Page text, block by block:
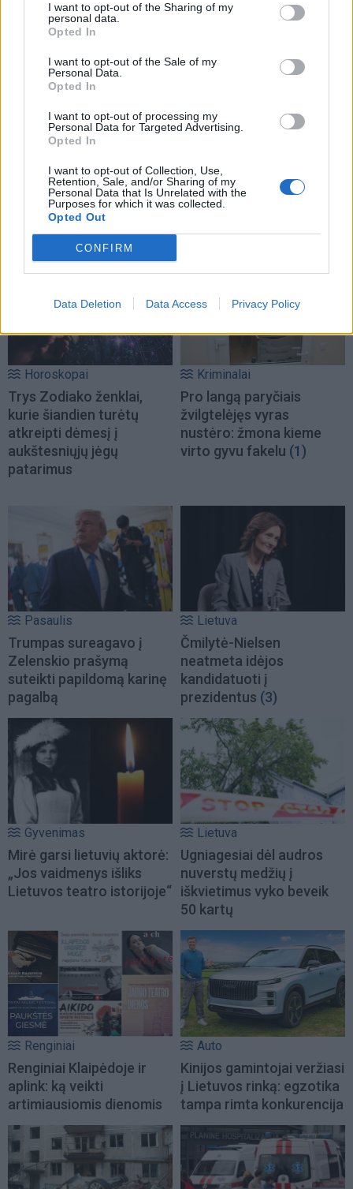
I want to opt-out of the Sharing of my
personal data.
Opted In
I want to opt-out of the Sale of my
Personal Data.
Opted In
I want to opt-out of processing my
Personal Data for Targeted Advertising.
Opted In
I want to opt-out of Collection, Use,
Retention, Sale, and/or Sharing of my
Personal Data that Is Unrelated with the
Purposes for which it was collected.
Opted Out
CONFIRM
Data Deletion Data Access Privacy Policy
NAUJI
Horoskopai
Trys Zodiako ženklai,
kurie šiandien turėtų
atkreipti dėmesį į
aukštesniųjų jėgų
patarimus
Kriminalai
Pro langą paryčiais
žvilgtelėjęs vyras
nustėro: žmona kieme
virto gyvu fakelu (1)
Pasaulis
Trumpas sureagavo į
Zelenskio prašymą
suteikti papildomą karinę
pagalbą
Lietuva
Čmilytė-Nielsen
neatmeta idėjos
kandidatuoti į
prezidentus (3)
Gyvenimas
Mirė garsi lietuvių aktorė:
„Jos vaidmenys išliks
Lietuvos teatro istorijoje“
Lietuva
Ugniagesiai dėl audros
nuverstų medžių į
iškvietimus vyko beveik
50 kartų
Renginiai
Renginiai Klaipėdoje ir
aplink: ką veikti
artimiausiomis dienomis
Auto
Kinijos gamintojai veržiasi
į Lietuvos rinką: egzotika
tampa rimta konkurencija